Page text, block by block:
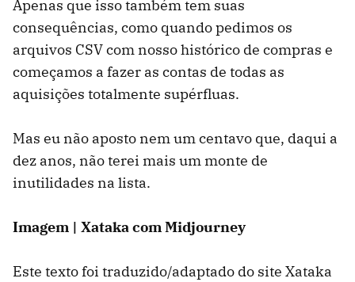
Apenas que isso também tem suas
consequências, como quando pedimos os
arquivos CSV com nosso histórico de compras e
começamos a fazer as contas de todas as
aquisições totalmente supérfluas.
Mas eu não aposto nem um centavo que, daqui a
dez anos, não terei mais um monte de
inutilidades na lista.
Imagem | Xataka com Midjourney
Este texto foi traduzido/adaptado do site Xataka